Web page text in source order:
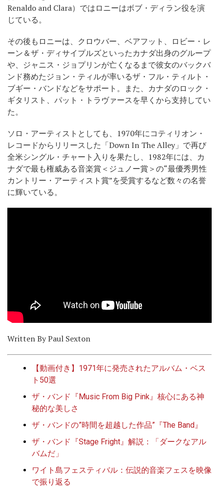
Renaldo and Clara）ではロニーはボブ・ディラン役を演
じている。
その後もロニーは、クロウバー、ベアフット、ロビー・レ
ーン＆ザ・ディサイプルズといったカナダ出身のグループ
や、ジャニス・ジョプリンが亡くなるまで彼女のバックバ
ンド務めたジョン・ティルが率いるザ・フル・ティルト・
ブギー・バンドなどをサポート。また、カナダのロック・
ギタリスト、パット・トラヴァースを早くから支持してい
た。
ソロ・アーティストとしても、1970年にコティリオン・
レコードからリリースした「Down In The Alley」で再び
全米シングル・チャート入りを果たし、1982年には、カ
ナダで最も権威ある音楽賞＜ジュノー賞＞の“最優秀男性
カントリー・アーティスト賞”を受賞するなど数々の名誉
に輝いている。
Written By Paul Sexton
【動画付き】1971年に発売されたアルバム・ベス
ト50選
ザ・バンド『Music From Big Pink』核心にある神
秘的な美しさ
ザ・バンドの”時間を超越した作品”『The Band』
ザ・バンド『Stage Fright』解説：「ダークなアル
バムだ」
ワイト島フェスティバル：伝説的音楽フェスを映像
で振り返る